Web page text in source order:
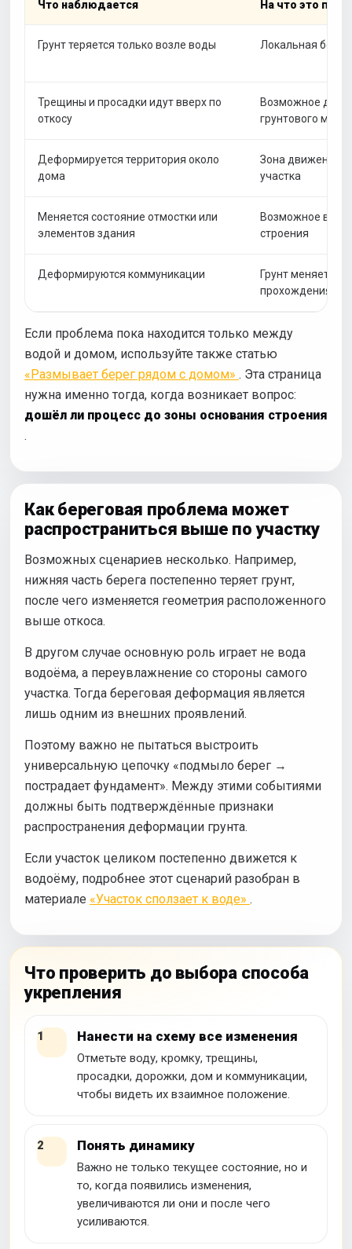
Что наблюдается На что это
Грунт теряется только возле воды Локальная
Трещины и просадки идут вверх по
откосу
Возможное
грунтового
Деформируется территория около
дома
Зона движения
участка
Меняется состояние отмостки или
элементов здания
Возможное
строения
Деформируются коммуникации
Грунт меняет
прохождения
Если проблема пока находится только между
водой и домом, используйте также статью
«Размывает берег рядом с домом» . Эта страница
нужна именно тогда, когда возникает вопрос:
дошёл ли процесс до зоны основания строения
.
Как береговая проблема может
распространиться выше по участку
Возможных сценариев несколько. Например,
нижняя часть берега постепенно теряет грунт,
после чего изменяется геометрия расположенного
выше откоса.
В другом случае основную роль играет не вода
водоёма, а переувлажнение со стороны самого
участка. Тогда береговая деформация является
лишь одним из внешних проявлений.
Поэтому важно не пытаться выстроить
универсальную цепочку «подмыло берег →
пострадает фундамент». Между этими событиями
должны быть подтверждённые признаки
распространения деформации грунта.
Если участок целиком постепенно движется к
водоёму, подробнее этот сценарий разобран в
материале «Участок сползает к воде» .
Что проверить до выбора способа
укрепления
1 Нанести на схему все изменения
Отметьте воду, кромку, трещины,
просадки, дорожки, дом и коммуникации,
чтобы видеть их взаимное положение.
2 Понять динамику
Важно не только текущее состояние, но и
то, когда появились изменения,
увеличиваются ли они и после чего
усиливаются.